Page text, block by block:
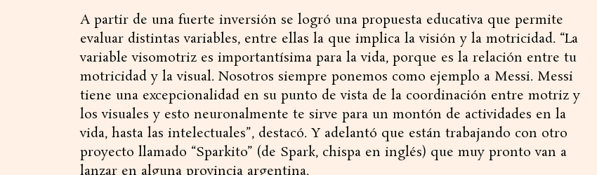
A partir de una fuerte inversión se logró una propuesta educativa que permite
evaluar distintas variables, entre ellas la que implica la visión y la motricidad. “La
variable visomotriz es importantísima para la vida, porque es la relación entre tu
motricidad y la visual. Nosotros siempre ponemos como ejemplo a Messi. Messi
tiene una excepcionalidad en su punto de vista de la coordinación entre motriz y
los visuales y esto neuronalmente te sirve para un montón de actividades en la
vida, hasta las intelectuales”, destacó. Y adelantó que están trabajando con otro
proyecto llamado “Sparkito” (de Spark, chispa en inglés) que muy pronto van a